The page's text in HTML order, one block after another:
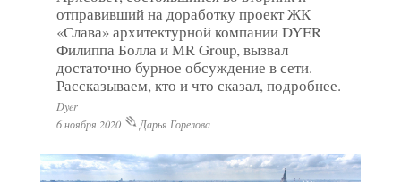
отправивший на доработку проект ЖК
«Слава» архитектурной компании DYER
Филиппа Болла и MR Group, вызвал
достаточно бурное обсуждение в сети.
Рассказываем, кто и что сказал, подробнее.
Dyer
6 ноября 2020
Дарья Горелова